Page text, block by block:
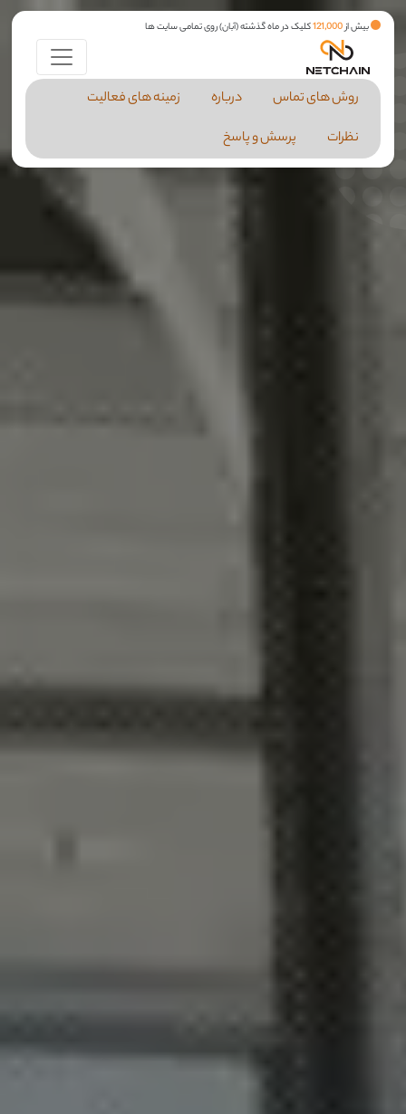
بیش از121,000کلیک در ماه گذشته (آبان) روی تمامی سایت ها
روش های تماس درباره
زمینه های فعالیت
نظرات
پرسش و پاسخ